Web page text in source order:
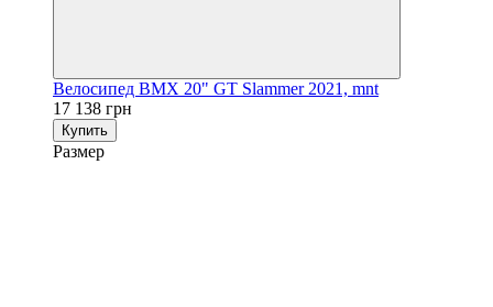
Велосипед BMX 20" GT Slammer 2021, mnt
17 138 грн
Купить
Размер